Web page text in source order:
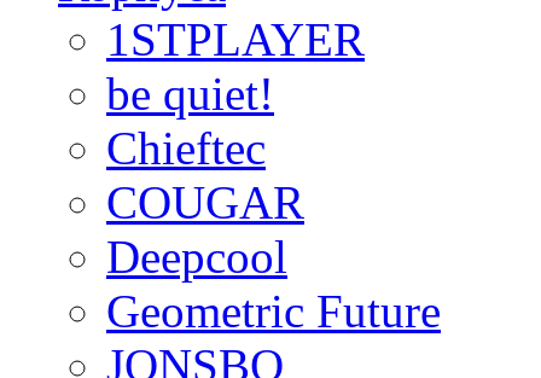
1STPLAYER
be quiet!
Chieftec
COUGAR
Deepcool
Geometric Future
JONSBO